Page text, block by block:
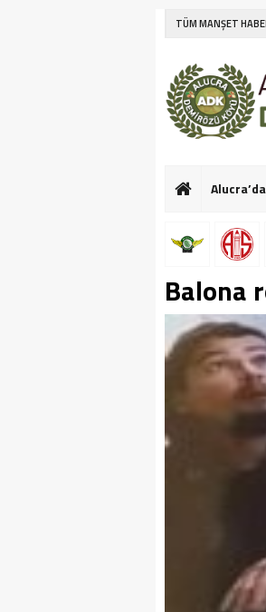
TÜM MANŞET
Balona